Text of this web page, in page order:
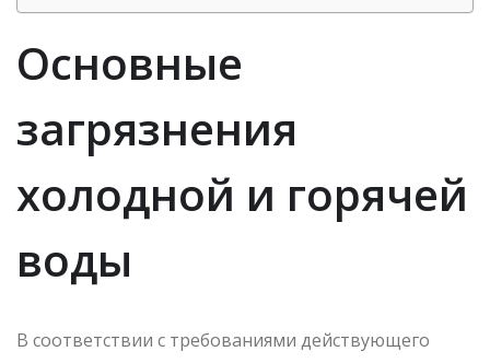
Основные
загрязнения
холодной и горячей
воды
В соответствии с требованиями действующего